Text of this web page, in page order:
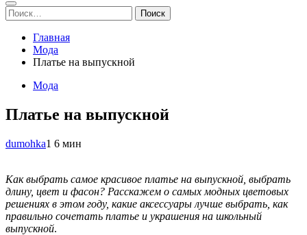
отношения между мужчиной и женщиной, отношения в семье
и многое другое
Найти:
Главная
Мода
Платье на выпускной
Мода
Платье на выпускной
dumohka1 6 мин
Как выбрать самое красивое платье на выпускной, выбрать
длину, цвет и фасон? Расскажем о самых модных цветовых
решениях в этом году, какие аксессуары лучше выбрать, как
правильно сочетать платье и украшения на школьный
выпускной.